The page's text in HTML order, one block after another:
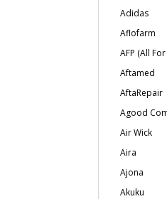
Adidas
Aflofarm
AFP (All
Aftamed
AftaRepair
Agood
Air Wick
Aira
Ajona
Akuku